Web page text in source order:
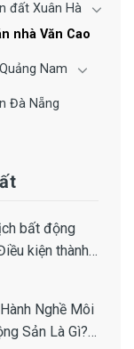
đất Xuân Hà
nhà Văn Cao
Nam
Đà Nẵng
bất động
kiện thành
Nghề Môi
Sản Là Gì?